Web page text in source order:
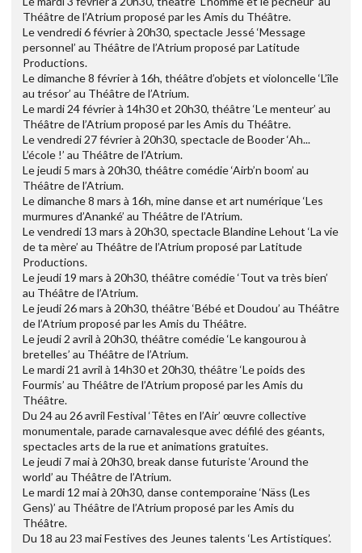
Théâtre de l’Atrium proposé par les Amis du Théâtre.
Le vendredi 6 février à 20h30, spectacle Jessé ‘Message
personnel’ au Théâtre de l’Atrium proposé par Latitude
Productions.
Le dimanche 8 février à 16h, théâtre d’objets et violoncelle ‘L’île
au trésor’ au Théâtre de l’Atrium.
Le mardi 24 février à 14h30 et 20h30, théâtre ‘Le menteur’ au
Théâtre de l’Atrium proposé par les Amis du Théâtre.
Le vendredi 27 février à 20h30, spectacle de Booder ‘Ah...
L’école !’ au Théâtre de l’Atrium.
Le jeudi 5 mars à 20h30, théâtre comédie ‘Airb’n boom’ au
Théâtre de l’Atrium.
Le dimanche 8 mars à 16h, mine danse et art numérique ‘Les
murmures d’Ananké’ au Théâtre de l’Atrium.
Le vendredi 13 mars à 20h30, spectacle Blandine Lehout ‘La vie
de ta mère’ au Théâtre de l’Atrium proposé par Latitude
Productions.
Le jeudi 19 mars à 20h30, théâtre comédie ‘Tout va très bien’
au Théâtre de l’Atrium.
Le jeudi 26 mars à 20h30, théâtre ‘Bébé et Doudou’ au Théâtre
de l’Atrium proposé par les Amis du Théâtre.
Le jeudi 2 avril à 20h30, théâtre comédie ‘Le kangourou à
bretelles’ au Théâtre de l’Atrium.
Le mardi 21 avril à 14h30 et 20h30, théâtre ‘Le poids des
Fourmis’ au Théâtre de l’Atrium proposé par les Amis du
Théâtre.
Du 24 au 26 avril Festival ‘Têtes en l’Air’ œuvre collective
monumentale, parade carnavalesque avec défilé des géants,
spectacles arts de la rue et animations gratuites.
Le jeudi 7 mai à 20h30, break danse futuriste ‘Around the
world’ au Théâtre de l’Atrium.
Le mardi 12 mai à 20h30, danse contemporaine ‘Näss (Les
Gens)’ au Théâtre de l’Atrium proposé par les Amis du
Théâtre.
Du 18 au 23 mai Festives des Jeunes talents ‘Les Artistiques’.